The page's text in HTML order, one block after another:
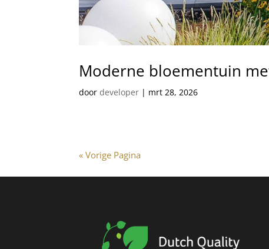
Moderne bloementuin
doordeveloper | mrt 28, 2026
« Vorige Pagina